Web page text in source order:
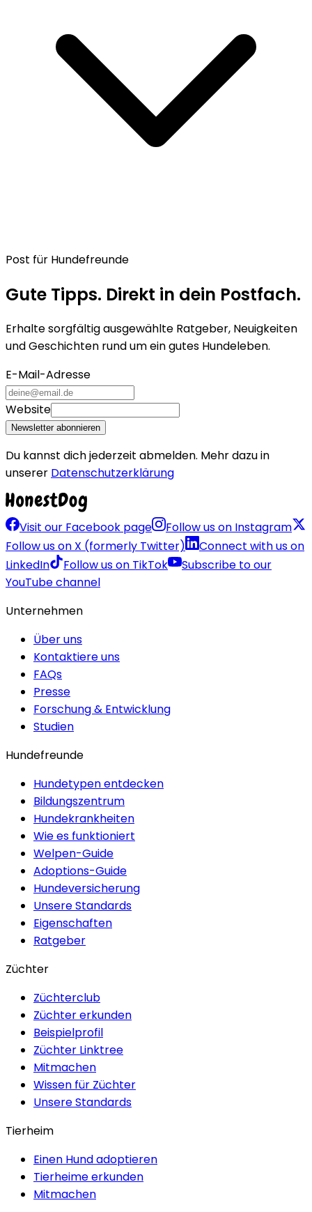
Post für Hundefreunde
Gute Tipps. Direkt in dein Postfach.
Erhalte sorgfältig ausgewählte Ratgeber, Neuigkeiten
und Geschichten rund um ein gutes Hundeleben.
E-Mail-Adresse
Website
Newsletter abonnieren
Du kannst dich jederzeit abmelden. Mehr dazu in
unserer Datenschutzerklärung
Visit our Facebook page
Follow us on Instagram
Follow us on X (formerly Twitter)
Connect with us on
LinkedIn
Follow us on TikTok
Subscribe to our
YouTube channel
Unternehmen
Über uns
Kontaktiere uns
FAQs
Presse
Forschung & Entwicklung
Studien
Hundefreunde
Hundetypen entdecken
Bildungszentrum
Hundekrankheiten
Wie es funktioniert
Welpen-Guide
Adoptions-Guide
Hundeversicherung
Unsere Standards
Eigenschaften
Ratgeber
Züchter
Züchterclub
Züchter erkunden
Beispielprofil
Züchter Linktree
Mitmachen
Wissen für Züchter
Unsere Standards
Tierheim
Einen Hund adoptieren
Tierheime erkunden
Mitmachen